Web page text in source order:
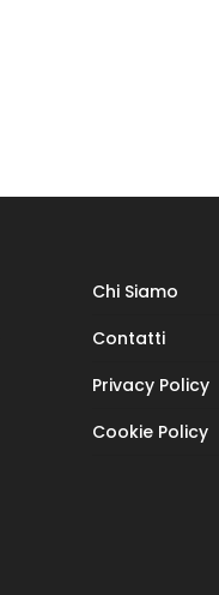
Chi Siamo
Contatti
Privacy Policy
Cookie Policy